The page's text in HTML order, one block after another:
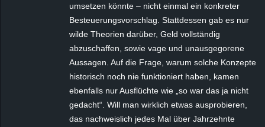
umsetzen könnte – nicht einmal ein konkreter
Besteuerungsvorschlag. Stattdessen gab es nur
wilde Theorien darüber, Geld vollständig
abzuschaffen, sowie vage und unausgegorene
Aussagen. Auf die Frage, warum solche Konzepte
historisch noch nie funktioniert haben, kamen
ebenfalls nur Ausflüchte wie „so war das ja nicht
gedacht“. Will man wirklich etwas ausprobieren,
das nachweislich jedes Mal über Jahrzehnte